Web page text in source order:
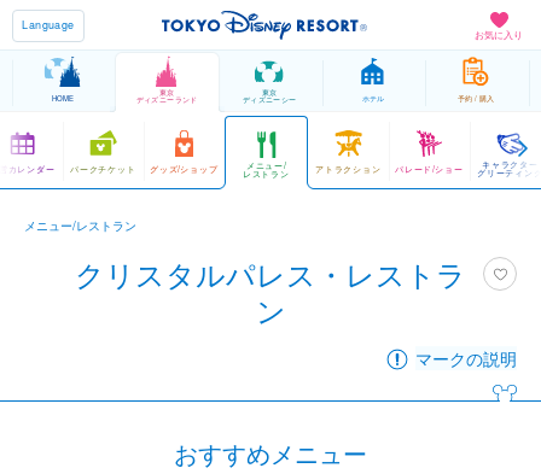
お気に入り
Language
HOME
東京
ディズニーランド
東京
ディズニーシー ホテル 予約 / 購入
カレンダー パークチケット グッズ/ショップ メニュー/
レストラン アトラクション パレード/ショー キャラクター
グリーティング
メニュー/レストラン
クリスタルパレス・レストラ
ン
マークの説明
おすすめメニュー